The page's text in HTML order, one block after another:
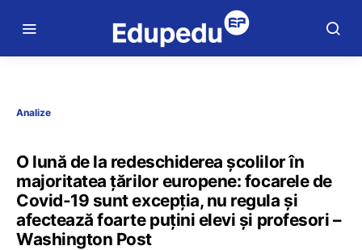
Analize
O lună de la redeschiderea școlilor în
majoritatea țărilor europene: focarele de
Covid-19 sunt excepția, nu regula și
afectează foarte puțini elevi și profesori –
Washington Post